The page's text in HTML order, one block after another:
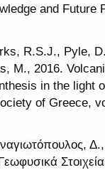
and Future
R.S.J., Pyle,
M., 2016.
in the light
of Greece,